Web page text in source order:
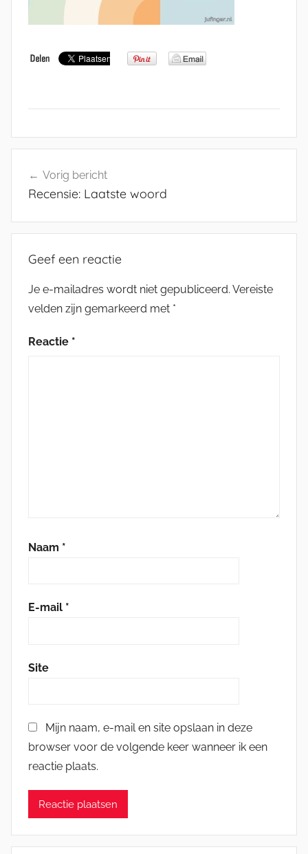
navigatie
Vorig bericht
Recensie: Laatste woord
Geef een reactie
Je e-mailadres wordt niet gepubliceerd. Vereiste
velden zijn gemarkeerd met *
Reactie *
Naam *
E-mail *
Site
Mijn naam, e-mail en site opslaan in deze
browser voor de volgende keer wanneer ik een
reactie plaats.